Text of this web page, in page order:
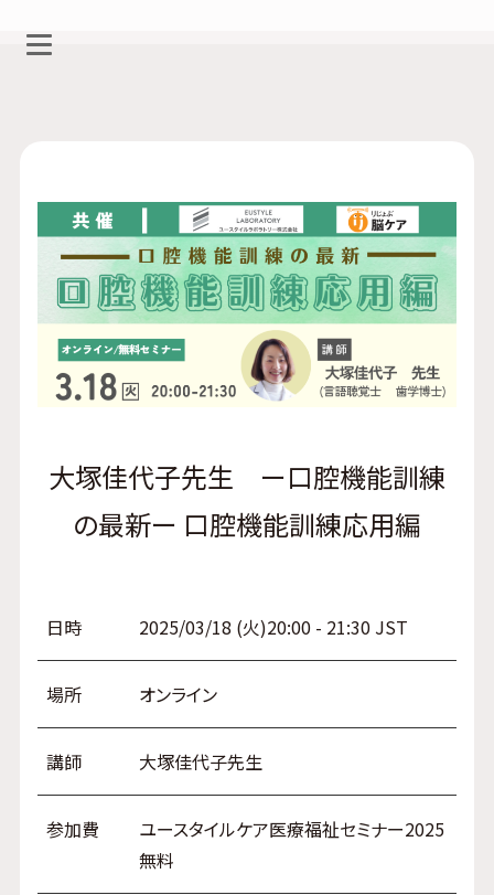
大塚佳代子先生 ー口腔機能訓練
の最新ー 口腔機能訓練応用編
日時 2025/03/18 (火)20:00 - 21:30 JST
場所 オンライン
講師 大塚佳代子先生
参加費
ユースタイルケア医療福祉セミナー2025
無料